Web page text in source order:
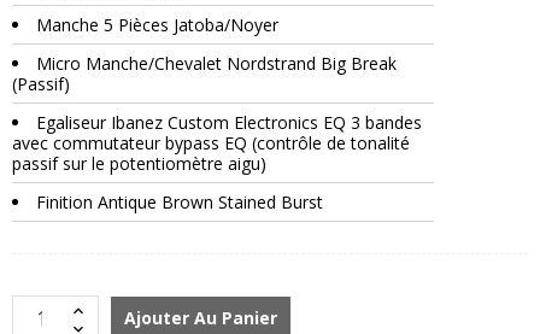
Manche 5 Pièces Jatoba/Noyer
Micro Manche/Chevalet Nordstrand Big Break
(Passif)
Egaliseur Ibanez Custom Electronics EQ 3 bandes
avec commutateur bypass EQ (contrôle de tonalité
passif sur le potentiomètre aigu)
Finition Antique Brown Stained Burst
Ajouter Au Panier